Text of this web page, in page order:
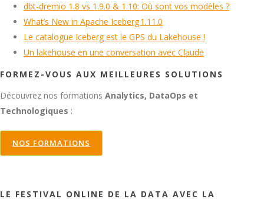
dbt-dremio 1.8 vs 1.9.0 & 1.10: Où sont vos modèles ?
What’s New in Apache Iceberg 1.11.0
Le catalogue Iceberg est le GPS du Lakehouse !
Un lakehouse en une conversation avec Claude
FORMEZ-VOUS AUX MEILLEURES SOLUTIONS
Découvrez nos formations Analytics, DataOps et
Technologiques :
NOS FORMATIONS
LE FESTIVAL ONLINE DE LA DATA AVEC LA